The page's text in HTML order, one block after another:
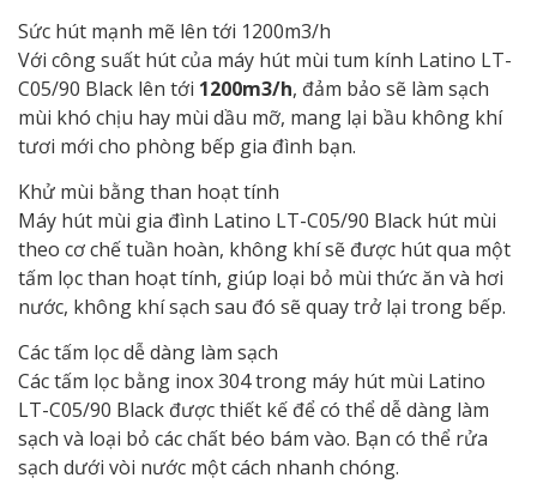
Sức hút mạnh mẽ lên tới 1200m3/h
Với công suất hút của máy hút mùi tum kính Latino LT-
C05/90 Black lên tới 1200m3/h, đảm bảo sẽ làm sạch
mùi khó chịu hay mùi dầu mỡ, mang lại bầu không khí
tươi mới cho phòng bếp gia đình bạn.
Khử mùi bằng than hoạt tính
Máy hút mùi gia đình Latino LT-C05/90 Black hút mùi
theo cơ chế tuần hoàn, không khí sẽ được hút qua một
tấm lọc than hoạt tính, giúp loại bỏ mùi thức ăn và hơi
nước, không khí sạch sau đó sẽ quay trở lại trong bếp.
Các tấm lọc dễ dàng làm sạch
Các tấm lọc bằng inox 304 trong máy hút mùi Latino
LT-C05/90 Black được thiết kế để có thể dễ dàng làm
sạch và loại bỏ các chất béo bám vào. Bạn có thể rửa
sạch dưới vòi nước một cách nhanh chóng.